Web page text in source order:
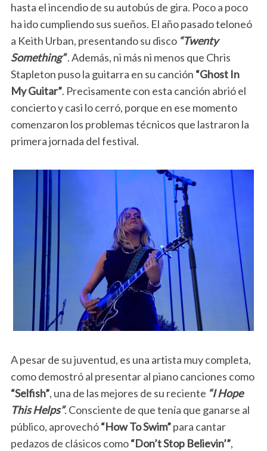
hasta el incendio de su autobús de gira. Poco a poco
ha ido cumpliendo sus sueños. El año pasado teloneó
a Keith Urban, presentando su disco “Twenty
Something”. Además, ni más ni menos que Chris
Stapleton puso la guitarra en su canción “Ghost In
My Guitar”. Precisamente con esta canción abrió el
concierto y casi lo cerró, porque en ese momento
comenzaron los problemas técnicos que lastraron la
primera jornada del festival.
A pesar de su juventud, es una artista muy completa,
como demostró al presentar al piano canciones como
“Selfish”, una de las mejores de su reciente “I Hope
This Helps”. Consciente de que tenía que ganarse al
público, aprovechó“How To Swim”para cantar
pedazos de clásicos como“Don’t Stop Believin’”,